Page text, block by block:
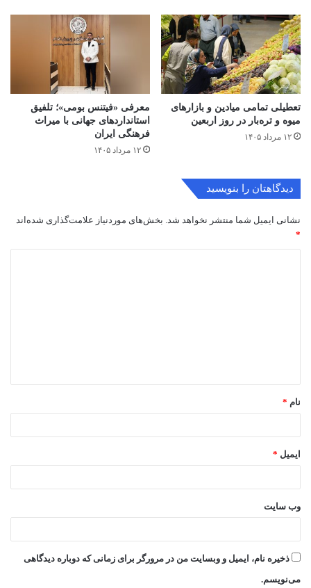
تعطیلی تمامی میادین و بازارهای
میوه و تره‌بار در روز اربعین
۱۲ مرداد ۱۴۰۵
معرفی «فیتنس بومی»؛ تلفیق
استانداردهای جهانی با میراث
فرهنگی ایران
۱۲ مرداد ۱۴۰۵
دیدگاهتان را بنویسید
نشانی ایمیل شما منتشر نخواهد شد. بخش‌های موردنیاز علامت‌گذاری شده‌اند
*
*
نام *
ایمیل *
وب‌ سایت
ذخیره نام، ایمیل و وبسایت من در مرورگر برای زمانی که دوباره دیدگاهی
می‌نویسم.